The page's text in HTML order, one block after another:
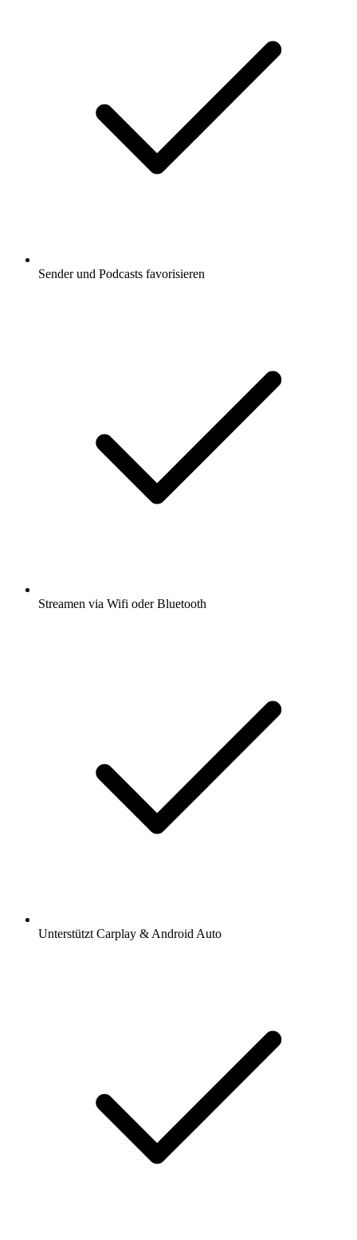
Sender und Podcasts favorisieren
Streamen via Wifi oder Bluetooth
Unterstützt Carplay & Android Auto